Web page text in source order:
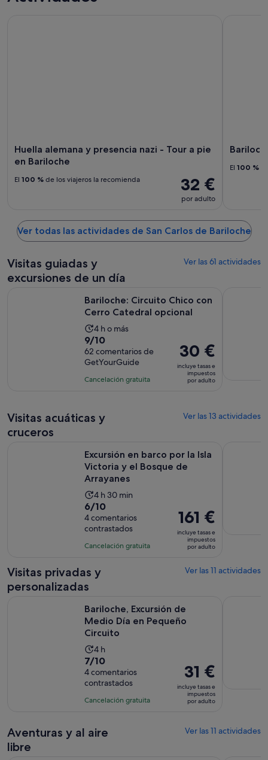
Huella alemana y presencia nazi - Tour a pie
en Bariloche
32 €
por adulto
El 100 % de los viajeros la recomienda
El 100 %
Ver todas las actividades de San Carlos de Bariloche
Visitas guiadas y
excursiones de un día
Ver las 61 actividades
Bariloche: Circuito Chico con
Cerro Catedral opcional
La
duración
de
la
actividad
4 horas
4 h o más
9.0
sobre
10
con
9/10
62 comentarios de
GetYourGuide
Cancelación gratuita
El
precio
es
de
adulto
30 €
incluye tasas e
impuestos
por adulto
Visitas acuáticas y
cruceros
Ver las 13 actividades
Excursión en barco por la Isla
Victoria y el Bosque de
Arrayanes
La
duración
de
la
actividad
de
4 horas
30 minutos
4 h 30 min
6.0
sobre
10
con
comentarios
6/10
4 comentarios
contrastados
Cancelación gratuita
El
precio
es
de
por
161 €
incluye tasas e
impuestos
por adulto
Visitas privadas y
personalizadas
Ver las 11 actividades
Bariloche, Excursión de
Medio Día en Pequeño
Circuito
La
duración
de
la
actividad
4 horas
4 h
7.0
sobre
10
con
7/10
4 comentarios
contrastados
Cancelación gratuita
El
precio
es
de
por
31 €
incluye tasas e
impuestos
por adulto
Aventuras y al aire
libre
Ver las 11 actividades